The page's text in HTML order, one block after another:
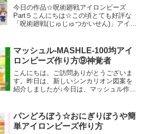
今日の作品☆呪術廻戦アイロンビーズ
Part５こんにちは☆この頃とても好評な
「呪術廻戦(じゅじゅつかいせん)」アイロ
作れてきましたが今回は白線に囲まれて
いる４名 夏油...
マッシュル-MASHLE-100均アイ
ロンビーズ作り方⑨神覚者
こんにちは。ご訪問ありがとうございま
す。昨日は、新しいシンカリオン図案を
紹介しましたが↓今日は、マッシュル作品
こいい神覚者(しんかくしゃ)たち図案！で
は、本題へ↓今日...
パンどろぼう☆おにぎりぼうや簡
単アイロンビーズ作り方